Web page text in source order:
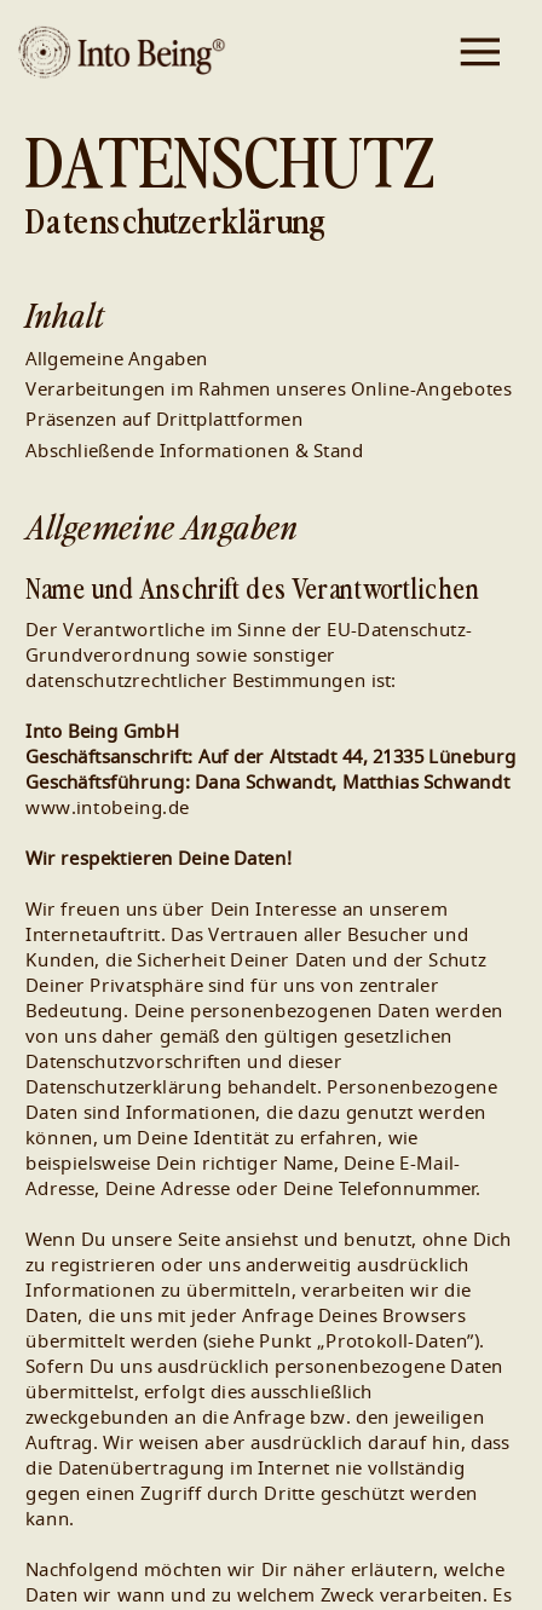
DATENSCHUTZ
Datenschutzerklärung
Inhalt
Allgemeine Angaben
Verarbeitungen im Rahmen unseres Online-Angebotes
Präsenzen auf Drittplattformen
Abschließende Informationen & Stand
Allgemeine Angaben
Name und Anschrift des Verantwortlichen
Der Verantwortliche im Sinne der EU-Datenschutz-
Grundverordnung sowie sonstiger
datenschutzrechtlicher Bestimmungen ist:
Into Being GmbH
Geschäftsanschrift: Auf der Altstadt 44, 21335 Lüneburg
Geschäftsführung: Dana Schwandt, Matthias Schwandt
www.intobeing.de
Wir respektieren Deine Daten!
Wir freuen uns über Dein Interesse an unserem
Internetauftritt. Das Vertrauen aller Besucher und
Kunden, die Sicherheit Deiner Daten und der Schutz
Deiner Privatsphäre sind für uns von zentraler
Bedeutung. Deine personenbezogenen Daten werden
von uns daher gemäß den gültigen gesetzlichen
Datenschutzvorschriften und dieser
Datenschutzerklärung behandelt. Personenbezogene
Daten sind Informationen, die dazu genutzt werden
können, um Deine Identität zu erfahren, wie
beispielsweise Dein richtiger Name, Deine E-Mail-
Adresse, Deine Adresse oder Deine Telefonnummer.
Wenn Du unsere Seite ansiehst und benutzt, ohne Dich
zu registrieren oder uns anderweitig ausdrücklich
Informationen zu übermitteln, verarbeiten wir die
Daten, die uns mit jeder Anfrage Deines Browsers
übermittelt werden (siehe Punkt „Protokoll-Daten”).
Sofern Du uns ausdrücklich personenbezogene Daten
übermittelst, erfolgt dies ausschließlich
zweckgebunden an die Anfrage bzw. den jeweiligen
Auftrag. Wir weisen aber ausdrücklich darauf hin, dass
die Datenübertragung im Internet nie vollständig
gegen einen Zugriff durch Dritte geschützt werden
kann.
Nachfolgend möchten wir Dir näher erläutern, welche
Daten wir wann und zu welchem Zweck verarbeiten. Es